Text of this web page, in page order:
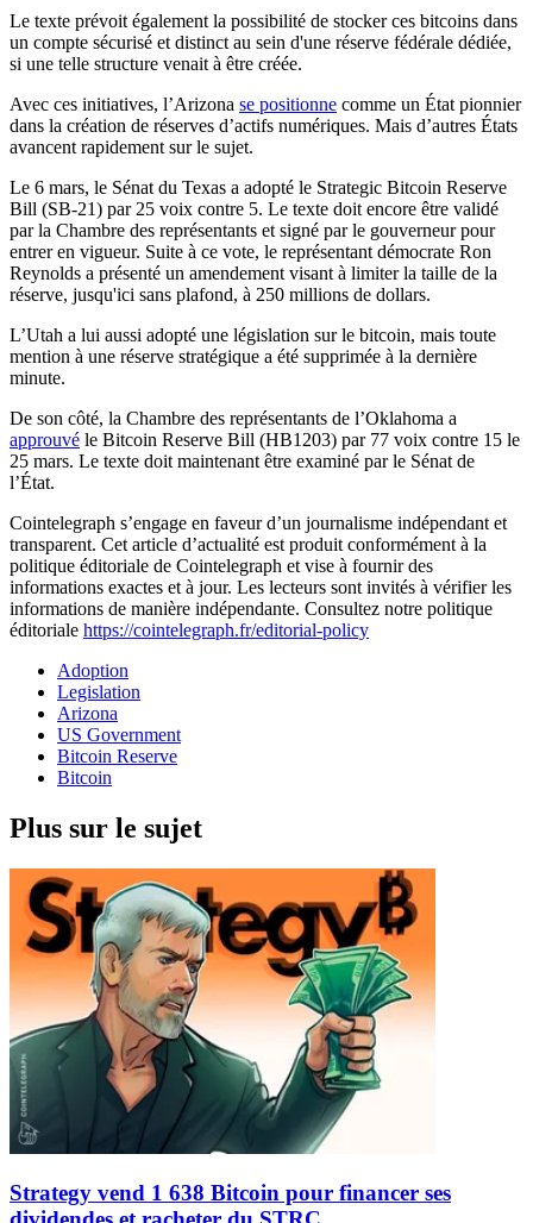
Le texte prévoit également la possibilité de stocker ces bitcoins dans
un compte sécurisé et distinct au sein d'une réserve fédérale dédiée,
si une telle structure venait à être créée.
Avec ces initiatives, l’Arizona se positionne comme un État pionnier
dans la création de réserves d’actifs numériques. Mais d’autres États
avancent rapidement sur le sujet.
Le 6 mars, le Sénat du Texas a adopté le Strategic Bitcoin Reserve
Bill (SB-21) par 25 voix contre 5. Le texte doit encore être validé
par la Chambre des représentants et signé par le gouverneur pour
entrer en vigueur. Suite à ce vote, le représentant démocrate Ron
Reynolds a présenté un amendement visant à limiter la taille de la
réserve, jusqu'ici sans plafond, à 250 millions de dollars.
L’Utah a lui aussi adopté une législation sur le bitcoin, mais toute
mention à une réserve stratégique a été supprimée à la dernière
minute.
De son côté, la Chambre des représentants de l’Oklahoma a
approuvé le Bitcoin Reserve Bill (HB1203) par 77 voix contre 15 le
25 mars. Le texte doit maintenant être examiné par le Sénat de
l’État.
Cointelegraph s’engage en faveur d’un journalisme indépendant et
transparent. Cet article d’actualité est produit conformément à la
politique éditoriale de Cointelegraph et vise à fournir des
informations exactes et à jour. Les lecteurs sont invités à vérifier les
informations de manière indépendante. Consultez notre politique
éditoriale https://cointelegraph.fr/editorial-policy
Adoption
Legislation
Arizona
US Government
Bitcoin Reserve
Bitcoin
Plus sur le sujet
Strategy vend 1 638 Bitcoin pour financer ses